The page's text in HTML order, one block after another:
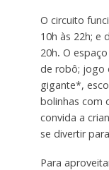
O circuito
10h às 22h; e
20h. O
de robô; jogo
gigante*,
bolinhas com
convida a
se divertir
Para